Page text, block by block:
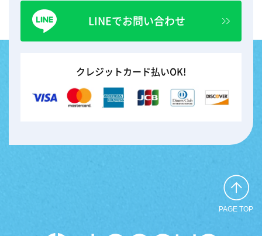
LINEでお問い合わせ
クレジットカード払いOK!
PAGE TOP